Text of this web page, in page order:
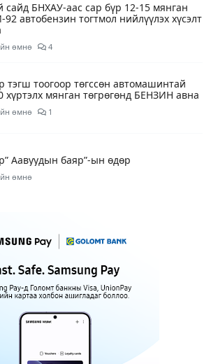
сайд БНХАУ-аас сар бүр 12-15 мянган
автобензин тогтмол нийлүүлэх хүсэлт
өмнө 4
тэгш тоогоор төгссөн автомашинтай
хүртэлх мянган төгрөгөнд БЕНЗИН авна
өмнө 1
Аавуудын баяр”-ын өдөр
өмнө
31 хэм дулаан байна
өмнө
Улаанбаатарт 31 хэм дулаан байна
өмнө